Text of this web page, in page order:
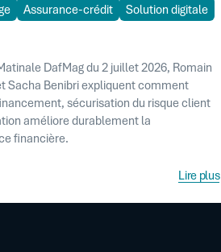
Assurance-crédit
Solution digitale
DafMag du 2 juillet 2026, Romain
Sacha Benibri expliquent comment
sécurisation du risque client
améliore durablement la
financière.
Lire plus